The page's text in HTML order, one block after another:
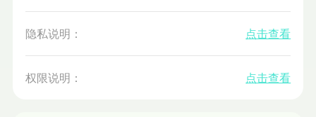
隐私说明： 点击查看
权限说明： 点击查看